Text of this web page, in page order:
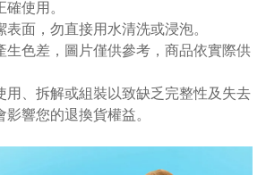
使用。
面，勿直接用水清洗或浸泡。
色差，圖片僅供參考，商品依實際供
、拆解或組裝以致缺乏完整性及失去
響您的退換貨權益。